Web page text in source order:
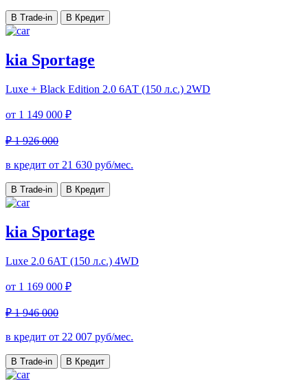
В Trade-in В Кредит
kia Sportage
Luxe + Black Edition 2.0 6АТ (150 л.с.) 2WD
от 1 149 000 ₽
₽ 1 926 000
в кредит от 21 630 руб/мес.
В Trade-in В Кредит
kia Sportage
Luxe 2.0 6АТ (150 л.с.) 4WD
от 1 169 000 ₽
₽ 1 946 000
в кредит от 22 007 руб/мес.
В Trade-in В Кредит